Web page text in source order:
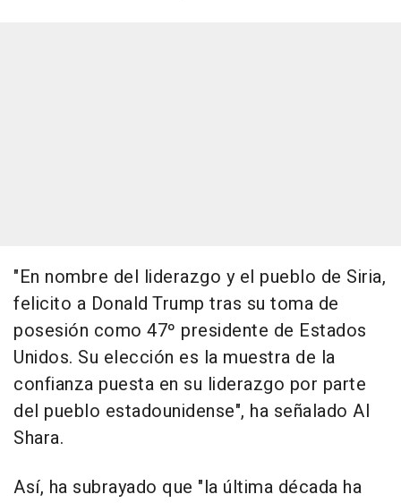
"En nombre del liderazgo y el pueblo de Siria,
felicito a Donald Trump tras su toma de
posesión como 47º presidente de Estados
Unidos. Su elección es la muestra de la
confianza puesta en su liderazgo por parte
del pueblo estadounidense", ha señalado Al
Shara.
Así, ha subrayado que "la última década ha